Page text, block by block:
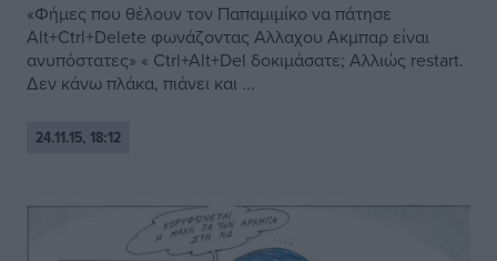
«Φήμες που θέλουν τον Παπαμιμίκο να πάτησε
Alt+Ctrl+Delete φωνάζοντας Αλλαχου Ακμπαρ είναι
ανυπόστατες» « Ctrl+Alt+Del δοκιμάσατε; Αλλιώς restart.
Δεν κάνω πλάκα, πιάνει και ...
24.11.15, 18:12